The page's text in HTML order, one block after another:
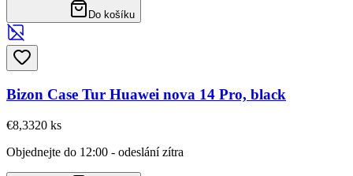
Do košíku
Bizon Case Tur Huawei nova 14 Pro, black
€8,3320 ks
Objednejte do 12:00 - odeslání zítra